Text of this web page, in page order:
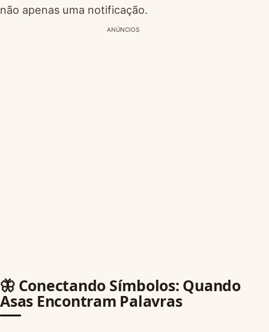
não apenas uma notificação.
ANÚNCIOS
🦋 Conectando Símbolos: Quando
Asas Encontram Palavras